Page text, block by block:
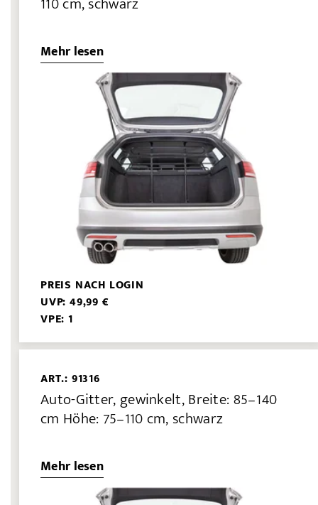
Mehr lesen
PREIS NACH LOGIN
UVP: 49,99 €
VPE: 1
ART.: 91316
Auto-Gitter, gewinkelt, Breite: 85–140
cm Höhe: 75–110 cm, schwarz
Mehr lesen